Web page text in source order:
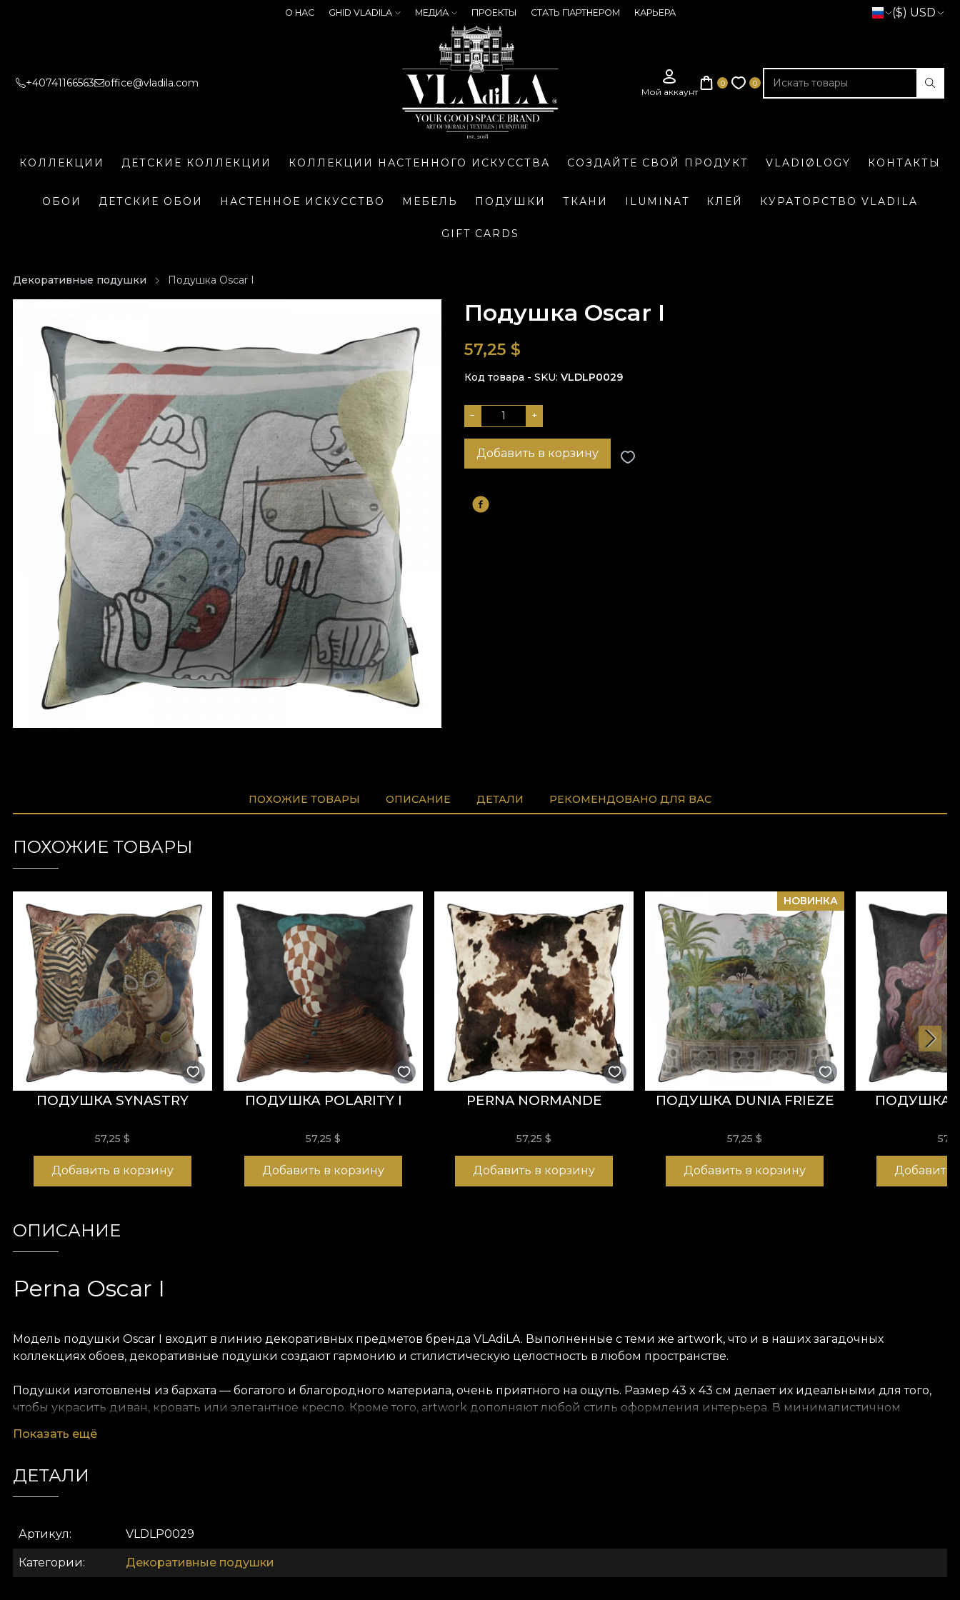
О НАС GHID VLADILA МЕДИА ПРОЕКТЫ СТАТЬ ПАРТНЕРОМ КАРЬЕРА ($) USD
+40741166563 office@vladila.com
КОЛЛЕКЦИИ ДЕТСКИЕ КОЛЛЕКЦИИ КОЛЛЕКЦИИ НАСТЕННОГО ИСКУССТВА СОЗДАЙТЕ СВОЙ ПРОДУКТ VLADIØLOGY КОНТАКТЫ
ОБОИ ДЕТСКИЕ ОБОИ НАСТЕННОЕ ИСКУССТВО МЕБЕЛЬ ПОДУШКИ ТКАНИ ILUMINAT КЛЕЙ КУРАТОРСТВО VLADILA
GIFT CARDS
Декоративные подушки Подушка Oscar I
Подушка Oscar I
57,25 $
Код товара - SKU VLDLP0029
− +
Добавить в корзину
ПОХОЖИЕ ТОВАРЫ ОПИСАНИЕ ДЕТАЛИ РЕКОМЕНДОВАНО ДЛЯ ВАС
ПОХОЖИЕ ТОВАРЫ
ПОДУШКА SYNASTRY
57,25$
Добавить в корзину
ПОДУШКА POLARITY I
57,25$
Добавить в корзину
PERNA NORMANDE
57,25$
Добавить в корзину
НОВИНКА
ПОДУШКА DUNIA FRIEZE
57,25$
Добавить в корзину
ПОДУШКА
Добавить
ОПИСАНИЕ
Perna Oscar I
Модель подушки Oscar I входит в линию декоративных предметов бренда VLAdiLA. Выполненные с теми же artwork, что и в наших загадочных
коллекциях обоев, декоративные подушки создают гармонию и стилистическую целостность в любом пространстве.
Подушки изготовлены из бархата — богатого и благородного материала, очень приятного на ощупь. Размер 43 x 43 см делает их идеальными для того,
чтобы украсить диван, кровать или элегантное кресло. Кроме того, artwork дополняют любой стиль оформления интерьера. В минималистичном
и декоративными элементами, создавая элегантный и гармоничный образ.
Дизайн-студия VLAdiLA даёт клиентам возможность насладиться своим пространством. Поэтому каждый дизайн, который мы создаём, наполнен
Показать ещё
ДЕТАЛИ
Артикул VLDLP0029
Категории Декоративные подушки